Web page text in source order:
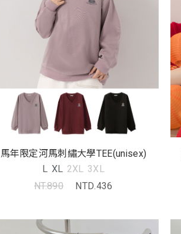
馬年限定河馬刺繡大學TEE(unisex)
L XL 2XL 3XL
NT.890
NTD.436